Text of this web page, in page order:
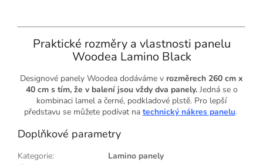
Praktické rozměry a vlastnosti panelu
Woodea Lamino Black
Designové panely Woodea dodáváme v rozměrech 260 cm x
40 cm s tím, že v balení jsou vždy dva panely. Jedná se o
kombinaci lamel a černé, podkladové plstě. Pro lepší
představu se můžete podívat na technický nákres panelu.
Doplňkové parametry
Kategorie:
Lamino panely